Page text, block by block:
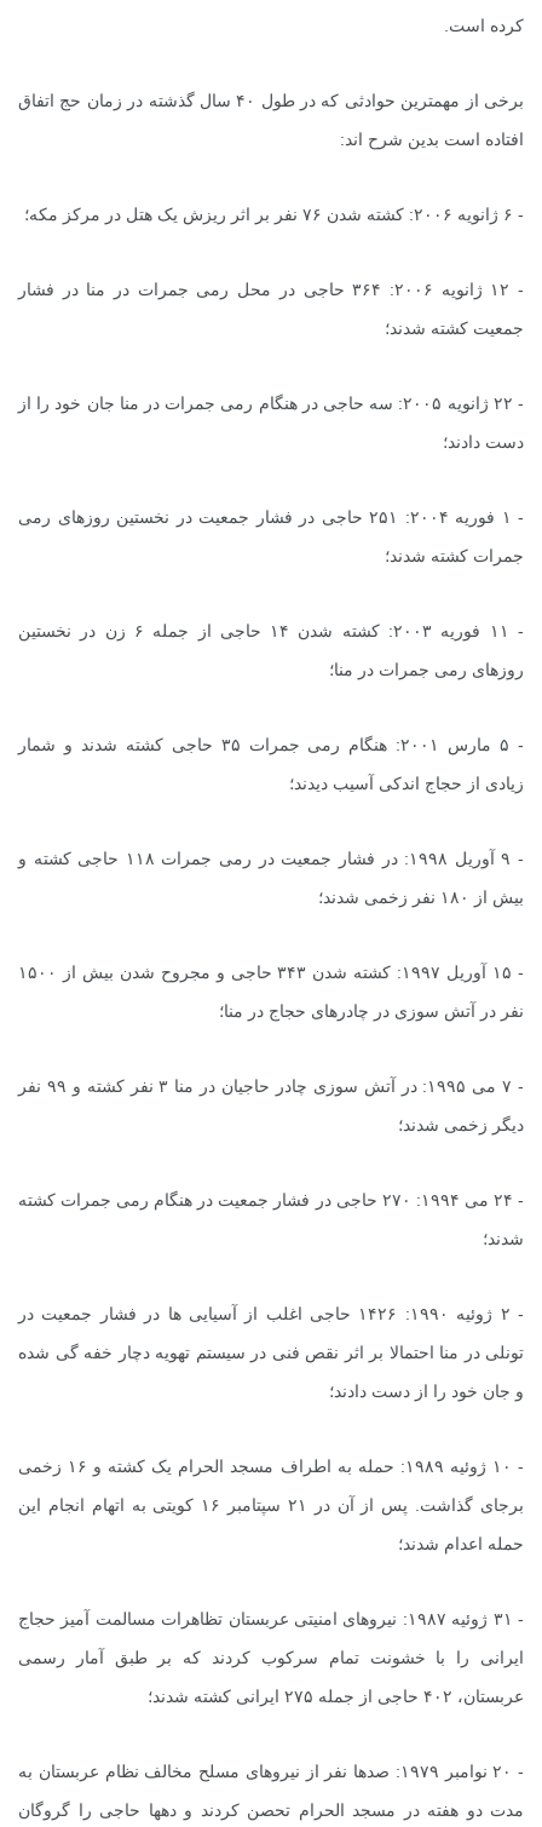
کرده است.
برخی از مهمترین حوادثی که در طول ۴۰ سال گذشته در زمان حج اتفاق
افتاده است بدین شرح اند:
- ۶ ژانویه ۲۰۰۶: کشته شدن ۷۶ نفر بر اثر ریزش یک هتل در مرکز مکه؛
- ۱۲ ژانویه ۲۰۰۶: ۳۶۴ حاجی در محل رمی جمرات در منا در فشار
جمعیت کشته شدند؛
- ۲۲ ژانویه ۲۰۰۵: سه حاجی در هنگام رمی جمرات در منا جان خود را از
دست دادند؛
- ۱
فوریه ۲۰۰۴: ۲۵۱ حاجی در فشار جمعیت در نخستین روزهای رمی
جمرات کشته شدند؛
- ۱۱ فوریه ۲۰۰۳: کشته شدن ۱۴ حاجی از جمله ۶ زن در نخستین
روزهای رمی جمرات در منا؛
- ۵ مارس ۲۰۰۱: هنگام رمی جمرات ۳۵ حاجی کشته شدند و شمار
زیادی از حجاج اندکی آسیب دیدند؛
- ۹ آوریل ۱۹۹۸: در فشار جمعیت در رمی جمرات ۱۱۸ حاجی کشته و
بیش از ۱۸۰ نفر زخمی شدند؛
- ۱۵ آوریل ۱۹۹۷: کشته شدن ۳۴۳ حاجی و مجروح شدن بیش از ۱۵۰۰
نفر در آتش سوزی در چادرهای حجاج در منا؛
- ۷ می ۱۹۹۵: در آتش سوزی چادر حاجیان در منا ۳ نفر کشته و ۹۹ نفر
دیگر زخمی شدند؛
- ۲۴ می ۱۹۹۴: ۲۷۰ حاجی در فشار جمعیت در هنگام رمی جمرات کشته
شدند؛
- ۲ ژوئیه ۱۹۹۰: ۱۴۲۶ حاجی اغلب از آسیایی ها در فشار جمعیت در
تونلی در منا احتمالا بر اثر نقص فنی در سیستم تهویه دچار خفه گی شده
و جان خود را از دست دادند؛
- ۱۰ ژوئیه ۱۹۸۹: حمله به اطراف مسجد الحرام یک کشته و ۱۶ زخمی
برجای گذاشت. پس از آن در ۲۱ سپتامبر ۱۶ کویتی به اتهام انجام این
حمله اعدام شدند؛
- ۳۱ ژوئیه ۱۹۸۷: نیروهای امنیتی عربستان تظاهرات مسالمت آمیز حجاج
ایرانی را با خشونت تمام سرکوب کردند که بر طبق آمار رسمی
عربستان، ۴۰۲ حاجی از جمله ۲۷۵ ایرانی کشته شدند؛
- ۲۰ نوامبر ۱۹۷۹: صدها نفر از نیروهای مسلح مخالف نظام عربستان به
مدت دو هفته در مسجد الحرام تحصن کردند و دهها حاجی را گروگان